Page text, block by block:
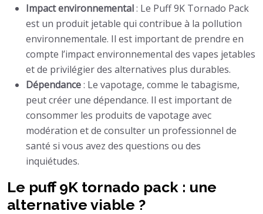
Impact environnemental: Le Puff 9K Tornado Pack
est un produit jetable qui contribue à la pollution
environnementale. Il est important de prendre en
compte l’impact environnemental des vapes jetables
et de privilégier des alternatives plus durables.
Dépendance: Le vapotage, comme le tabagisme,
peut créer une dépendance. Il est important de
consommer les produits de vapotage avec
modération et de consulter un professionnel de
santé si vous avez des questions ou des
inquiétudes.
Le puff 9K tornado pack : une
alternative viable ?